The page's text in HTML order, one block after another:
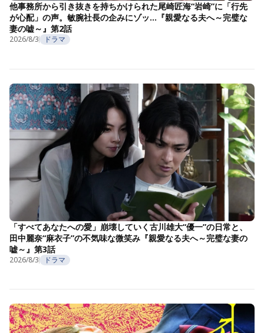
他事務所から引き抜きを持ちかけられた尾崎匠海“岩崎”に「行先
が心配」の声。敏腕社長の企みにゾッ…『親愛なる夫へ～完璧な
妻の嘘～』第2話
2026/8/3 ドラマ
「すべてあなたへの愛」崩壊していく古川雄大“優一”の日常と、
田中麗奈“麻衣子”の不気味な微笑み『親愛なる夫へ～完璧な妻の
嘘～』第3話
2026/8/3 ドラマ